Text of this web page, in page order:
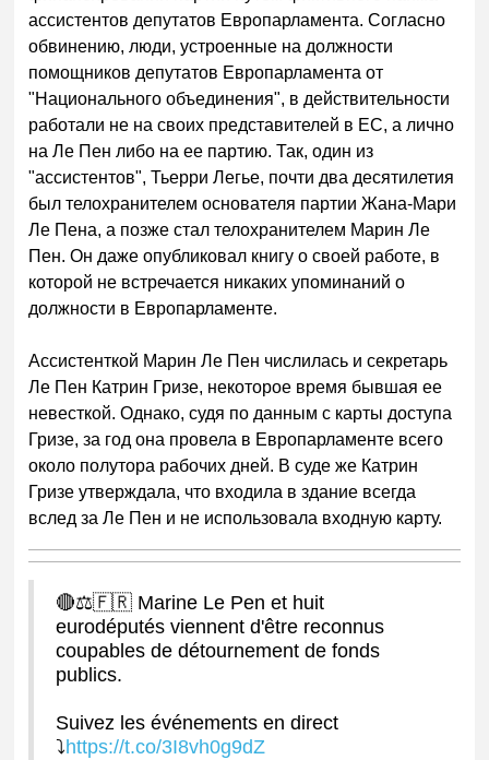
ассистентов депутатов Европарламента. Согласно
обвинению, люди, устроенные на должности
помощников депутатов Европарламента от
"Национального объединения", в действительности
работали не на своих представителей в ЕС, а лично
на Ле Пен либо на ее партию. Так, один из
"ассистентов", Тьерри Легье, почти два десятилетия
был телохранителем основателя партии Жана-Мари
Ле Пена, а позже стал телохранителем Марин Ле
Пен. Он даже опубликовал книгу о своей работе, в
которой не встречается никаких упоминаний о
должности в Европарламенте.
Ассистенткой Марин Ле Пен числилась и секретарь
Ле Пен Катрин Гризе, некоторое время бывшая ее
невесткой. Однако, судя по данным с карты доступа
Гризе, за год она провела в Европарламенте всего
около полутора рабочих дней. В суде же Катрин
Гризе утверждала, что входила в здание всегда
вслед за Ле Пен и не использовала входную карту.
🔴⚖️🇫🇷 Marine Le Pen et huit
eurodéputés viennent d'être reconnus
coupables de détournement de fonds
publics.
Suivez les événements en direct
⤵️https://t.co/3I8vh0g9dZ